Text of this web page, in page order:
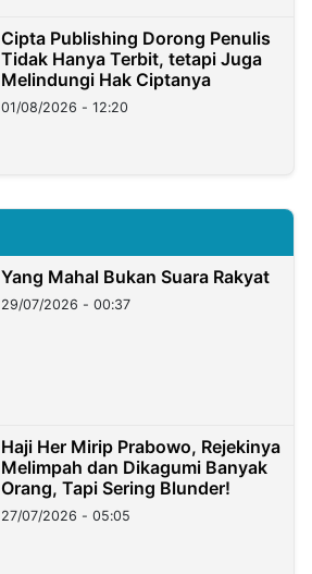
Cipta Publishing Dorong Penulis
Tidak Hanya Terbit, tetapi Juga
Melindungi Hak Ciptanya
01/08/2026 - 12:20
Yang Mahal Bukan Suara Rakyat
29/07/2026 - 00:37
Haji Her Mirip Prabowo, Rejekinya
Melimpah dan Dikagumi Banyak
Orang, Tapi Sering Blunder!
27/07/2026 - 05:05